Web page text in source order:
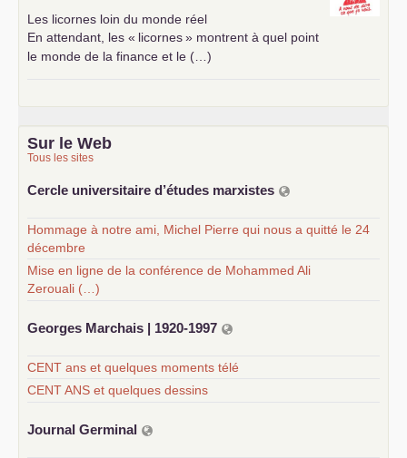
Les licornes loin du monde réel
En attendant, les « licornes» montrent à quel point
le monde de la finance et le (…)
Sur le Web
Tous les sites
Cercle universitaire d’études marxistes
Hommage à notre ami, Michel Pierre qui nous a quitté le 24
décembre
Mise en ligne de la conférence de Mohammed Ali
Zerouali (…)
Georges Marchais | 1920-1997
CENT ans et quelques moments télé
CENT ANS et quelques dessins
Journal Germinal